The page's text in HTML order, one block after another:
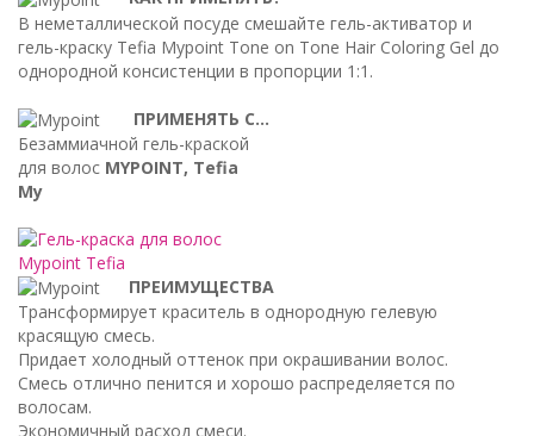
В неметаллической посуде смешайте гель-активатор и
гель-краску Tefia Mypoint Tone on Tone Hair Coloring Gel до
однородной консистенции в пропорции 1:1.
ПРИМЕНЯТЬ С...
Безаммиачной гель-краской
для волос MYPOINT, Tefia
My
ПРЕИМУЩЕСТВА
Трансформирует краситель в однородную гелевую
красящую смесь.
Придает холодный оттенок при окрашивании волос.
Смесь отлично пенится и хорошо распределяется по
волосам.
Экономичный расход смеси.